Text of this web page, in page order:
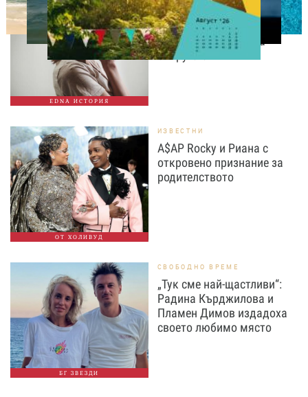
EDNA ИСТОРИЯ
Тя проглежда след 20
години и открива
шокираща истина за
съпруга си
ОТ ХОЛИВУД
ИЗВЕСТНИ
A$AP Rocky и Риана с
откровено признание за
родителството
БГ ЗВЕЗДИ
СВОБОДНО ВРЕМЕ
„Тук сме най-щастливи“:
Радина Кърджилова и
Пламен Димов издадоха
своето любимо място